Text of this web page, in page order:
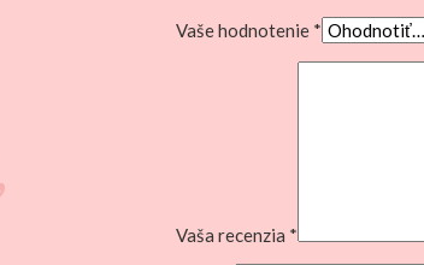
Vaše hodnotenie *
Vaša recenzia *